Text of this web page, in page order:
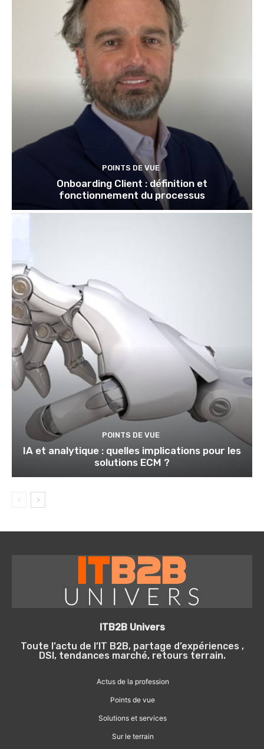
POINTS DE VUE
Onboarding Client : définition et
fonctionnement du processus
POINTS DE VUE
IA et analytique : quelles implications pour les
solutions ECM ?
ITB2B Univers
Toute l’actu de l’IT B2B, partage d’expériences ,
DSI, tendances marché, retours terrain.
Actus de la profession
Points de vue
Solutions et services
Sur le terrain